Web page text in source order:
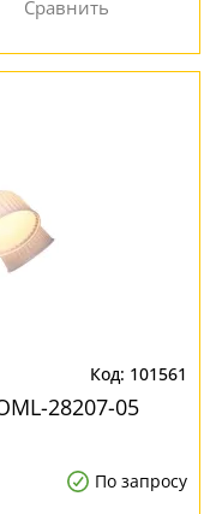
101561
28207-05
По запросу